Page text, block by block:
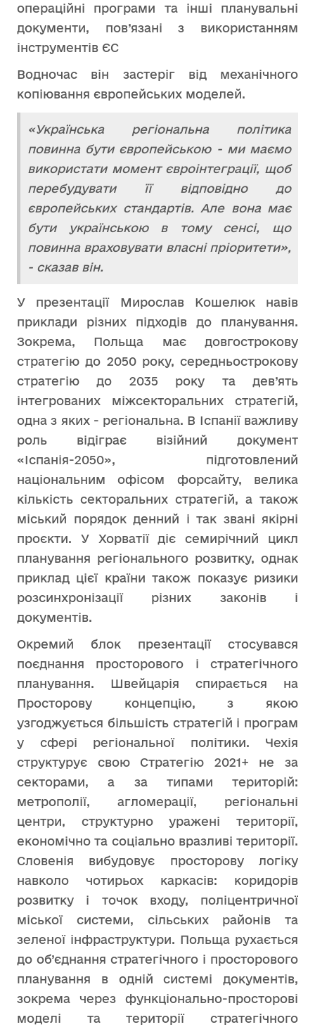
операційні програми та інші планувальні
документи, пов’язані з використанням
інструментів ЄС
Водночас він застеріг від механічного
копіювання європейських моделей.
«Українська регіональна політика
повинна бути європейською - ми маємо
використати момент євроінтеграції, щоб
перебудувати її відповідно до
європейських стандартів. Але вона має
бути українською в тому сенсі, що
повинна враховувати власні пріоритети»,
- сказав він.
У презентації Мирослав Кошелюк навів
приклади різних підходів до планування.
Зокрема, Польща має довгострокову
стратегію до 2050 року, середньострокову
стратегію до 2035 року та дев’ять
інтегрованих міжсекторальних стратегій,
одна з яких - регіональна. В Іспанії важливу
роль відіграє візійний документ
«Іспанія-2050», підготовлений
національним офісом форсайту, велика
кількість секторальних стратегій, а також
міський порядок денний і так звані якірні
проєкти. У Хорватії діє семирічний цикл
планування регіонального розвитку, однак
приклад цієї країни також показує ризики
розсинхронізації різних законів і
документів.
Окремий блок презентації стосувався
поєднання просторового і стратегічного
планування. Швейцарія спирається на
Просторову концепцію, з якою
узгоджується більшість стратегій і програм
у сфері регіональної політики. Чехія
структурує свою Стратегію 2021+ не за
секторами, а за типами територій:
метрополії, агломерації, регіональні
центри, структурно уражені території,
економічно та соціально вразливі території.
Словенія вибудовує просторову логіку
навколо чотирьох каркасів: коридорів
розвитку і точок входу, поліцентричної
міської системи, сільських районів та
зеленої інфраструктури. Польща рухається
до об’єднання стратегічного і просторового
планування в одній системі документів,
зокрема через функціонально-просторові
моделі та території стратегічного